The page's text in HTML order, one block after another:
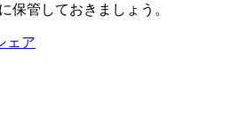
保管しておきましょう。
ェア